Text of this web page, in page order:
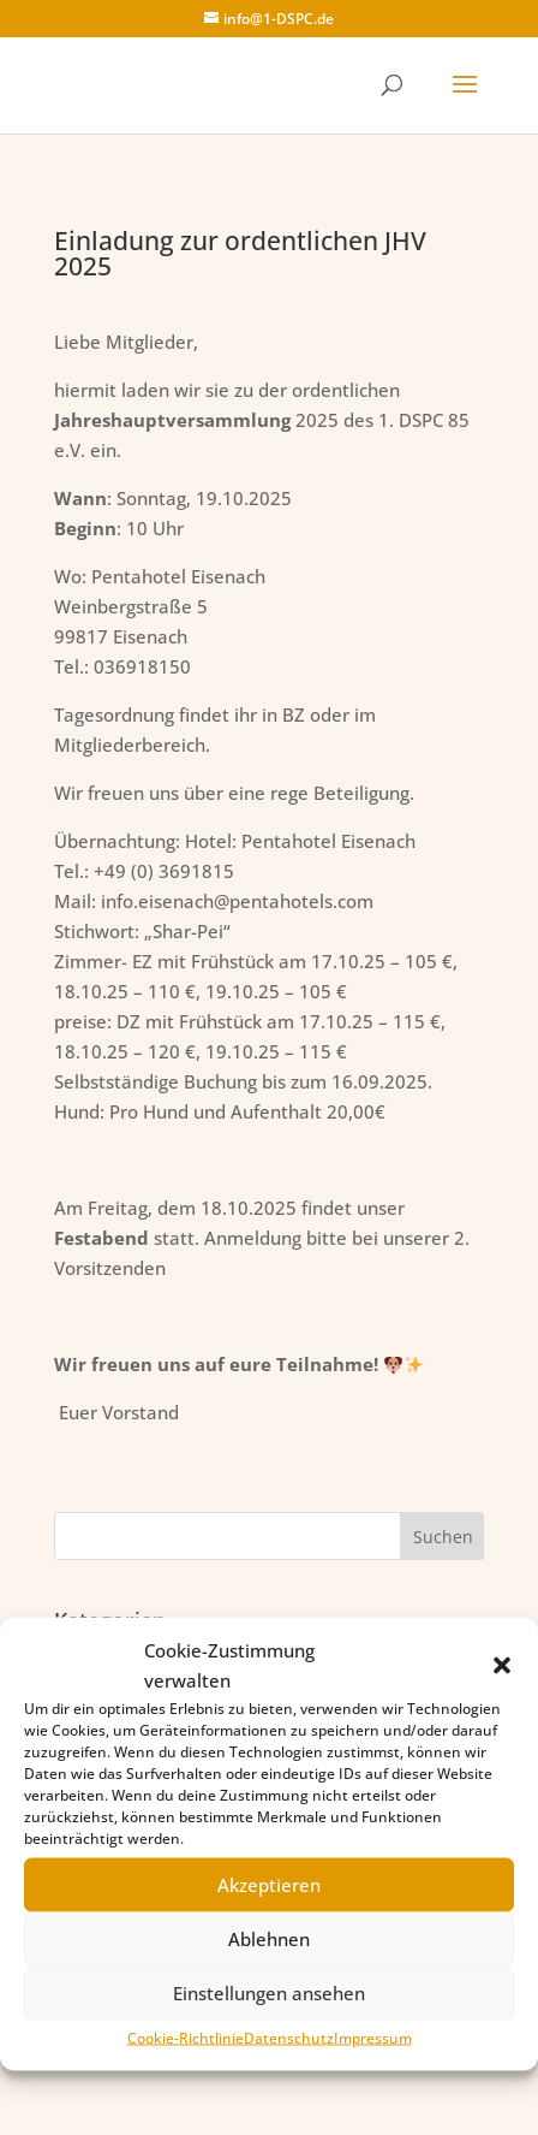
Cookie-Zustimmung
verwalten
Um dir ein optimales Erlebnis zu bieten, verwenden wir Technologien
wie Cookies, um Geräteinformationen zu speichern und/oder darauf
zuzugreifen. Wenn du diesen Technologien zustimmst, können wir
Daten wie das Surfverhalten oder eindeutige IDs auf dieser Website
verarbeiten. Wenn du deine Zustimmung nicht erteilst oder
zurückziehst, können bestimmte Merkmale und Funktionen
beeinträchtigt werden.
Akzeptieren
Ablehnen
Einstellungen ansehen
Cookie-RichtlinieDatenschutzImpressum
info@1-DSPC.de
Einladung zur ordentlichen JHV
2025
Liebe Mitglieder,
hiermit laden wir sie zu der ordentlichen
Jahreshauptversammlung2025 des 1. DSPC 85
e.V. ein.
Wann: Sonntag, 19.10.2025
Beginn: 10 Uhr
Wo: Pentahotel Eisenach
Weinbergstraße 5
99817 Eisenach
Tel.: 036918150
Tagesordnung findet ihr in BZ oder im
Mitgliederbereich.
Wir freuen uns über eine rege Beteiligung.
Übernachtung: Hotel: Pentahotel Eisenach
Tel.: +49 (0) 3691815
Mail: info.eisenach@pentahotels.com
Stichwort: „Shar-Pei“
Zimmer- EZ mit Frühstück am 17.10.25 – 105 €,
18.10.25 – 110 €, 19.10.25 – 105 €
preise: DZ mit Frühstück am 17.10.25 – 115 €,
18.10.25 – 120 €, 19.10.25 – 115 €
Selbstständige Buchung bis zum 16.09.2025.
Hund: Pro Hund und Aufenthalt 20,00€
Am Freitag, dem 18.10.2025 findet unser
Festabend statt. Anmeldung bitte bei unserer 2.
Vorsitzenden
Wir freuen uns auf eure Teilnahme!
Euer Vorstand
Kategorien
Wichtige Termine
Neueste Beiträge
Frohe Weihnachten!